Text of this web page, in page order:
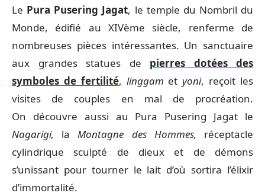
Le Pura Pusering Jagat, le temple du Nombril du
Monde, édifié au XIVème siècle, renferme de
nombreuses pièces intéressantes. Un sanctuaire
aux grandes statues de pierres dotées des
symboles de fertilité, linggam etyoni, reçoit les
visites de couples en mal de procréation.
On découvre aussi au Pura Pusering Jagat le
Nagarigi, la Montagne des Hommes, réceptacle
cylindrique sculpté de dieux et de démons
s’unissant pour tourner le lait d’où sortira l’élixir
d’immortalité.